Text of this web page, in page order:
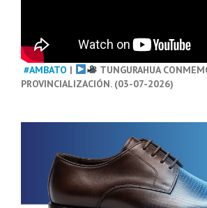
#AMBATO |
TUNGURAHUA
PROVINCIALIZACIÓN. (03-07-2026)